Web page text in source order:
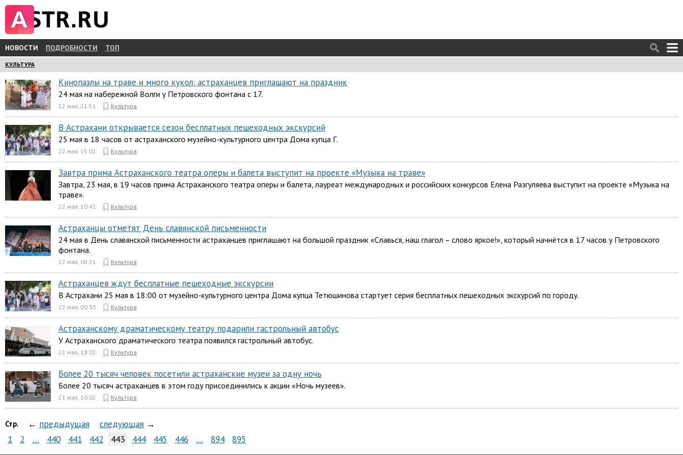
НОВОСТИ ПОДРОБНОСТИ ТОП
КУЛЬТУРА
Кинопазлы на траве и много кукол: астраханцев приглашают на праздник
24 мая на набережной Волги у Петровского фонтана с 17.
22 мая, 21:51 Культура
В Астрахани открывается сезон бесплатных пешеходных экскурсий
25 мая в 18 часов от астраханского музейно-культурного центра Дома купца Г.
22 мая, 15:01 Культура
Завтра прима Астраханского театра оперы и балета выступит на проекте «Музыка на траве»
Завтра, 23 мая, в 19 часов прима Астраханского театра оперы и балета, лауреат международных и российских конкурсов Елена Разгуляева выступит на проекте «Музыка на
траве».
22 мая, 10:41 Культура
Астраханцы отметят День славянской письменности
24 мая в День славянской письменности астраханцев приглашают на большой праздник «Славься, наш глагол – слово яркое!», который начнётся в 17 часов у Петровского
фонтана.
22 мая, 08:21 Культура
Астраханцев ждут бесплатные пешеходные экскурсии
В Астрахани 25 мая в 18:00 от музейно-культурного центра Дома купца Тетюшинова стартует серия бесплатных пешеходных экскурсий по городу.
22 мая, 00:33 Культура
Астраханскому драматическому театру подарили гастрольный автобус
У Астраханского драматического театра появился гастрольный автобус.
21 мая, 18:02 Культура
Более 20 тысяч человек посетили астраханские музеи за одну ночь
Более 20 тысяч астраханцев в этом году присоединились к акции «Ночь музеев».
21 мая, 10:02 Культура
Стр. ← предыдущая следующая →
1
2 … 440 441 442 443 444 445 446 … 894 895